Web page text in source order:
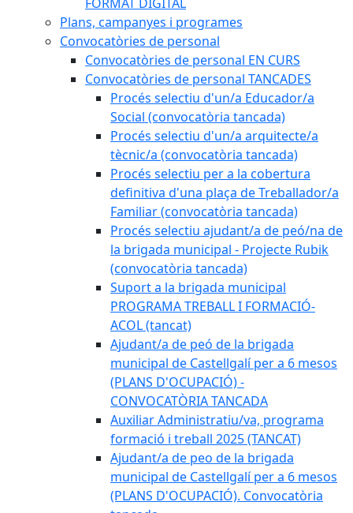
Plans, campanyes i programes
Convocatòries de personal
Convocatòries de personal EN CURS
Convocatòries de personal TANCADES
Procés selectiu d'un/a Educador/a
Social (convocatòria tancada)
Procés selectiu d'un/a arquitecte/a
tècnic/a (convocatòria tancada)
Procés selectiu per a la cobertura
definitiva d'una plaça de Treballador/a
Familiar (convocatòria tancada)
Procés selectiu ajudant/a de peó/na de
la brigada municipal - Projecte Rubik
(convocatòria tancada)
Suport a la brigada municipal
PROGRAMA TREBALL I FORMACIÓ-
ACOL (tancat)
Ajudant/a de peó de la brigada
municipal de Castellgalí per a 6 mesos
(PLANS D'OCUPACIÓ) -
CONVOCATÒRIA TANCADA
Auxiliar Administratiu/va, programa
formació i treball 2025 (TANCAT)
Ajudant/a de peo de la brigada
municipal de Castellgalí per a 6 mesos
(PLANS D'OCUPACIÓ). Convocatòria